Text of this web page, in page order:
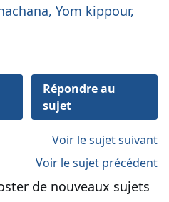
Yom kippour,
Répondre au
sujet
Voir le sujet suivant
Voir le sujet précédent
de nouveaux sujets